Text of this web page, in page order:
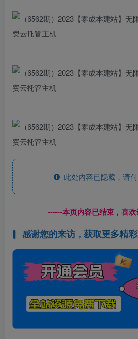
此处内容已隐藏，请
------本页内容已结束，喜
感谢您的来访，获取更多精彩